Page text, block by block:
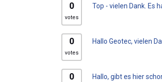
0
votes
Top - vielen Dank. Es
0
votes
Hallo Geotec, vielen
0 Hallo, gibt es hier